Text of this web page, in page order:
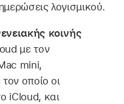
λογισμικού.
κοινής
με τον
mini,
οποίο οι
iCloud, και